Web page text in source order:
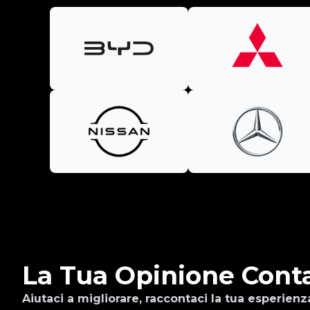
La Tua Opinione
Aiutaci a migliorare, raccontaci la tua